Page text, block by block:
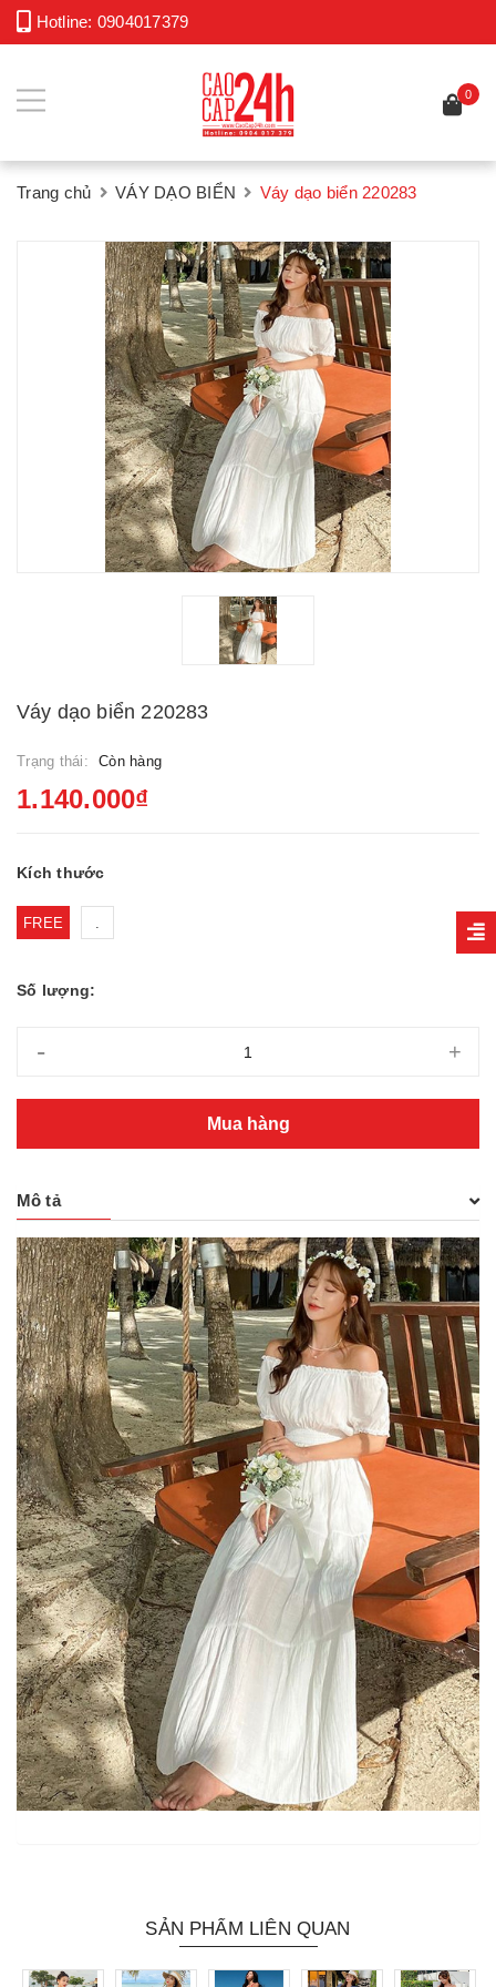
Hotline: 0904017379
0
Trang chủ VÁY DẠO BIỂN Váy dạo biển 220283
Váy dạo biển 220283
Trạng thái: Còn hàng
1.140.000₫
Kích thước
FREE .
Số lượng:
- +
Mua hàng
Mô tả
SẢN PHẨM LIÊN QUAN